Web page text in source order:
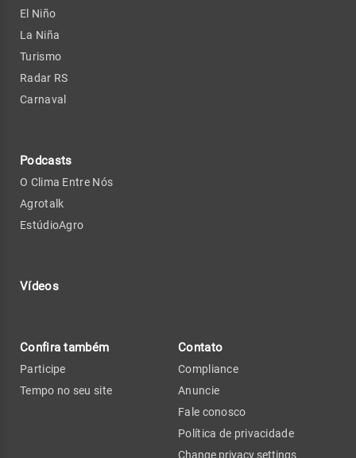
El Niño
La Niña
Turismo
Radar RS
Carnaval
Podcasts
O Clima Entre Nós
Agrotalk
EstúdioAgro
Vídeos
Confira também
Participe
Tempo no seu site
Contato
Compliance
Anuncie
Fale conosco
Política de privacidade
Change privacy settings